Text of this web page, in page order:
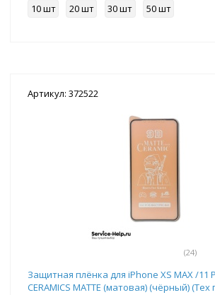
10 шт
20 шт 30 шт 50 шт
Артикул: 372522
(24)
Защитная плёнка для iPhone XS MAX /11
CERAMICS MATTE (матовая) (чёрный) (Тех